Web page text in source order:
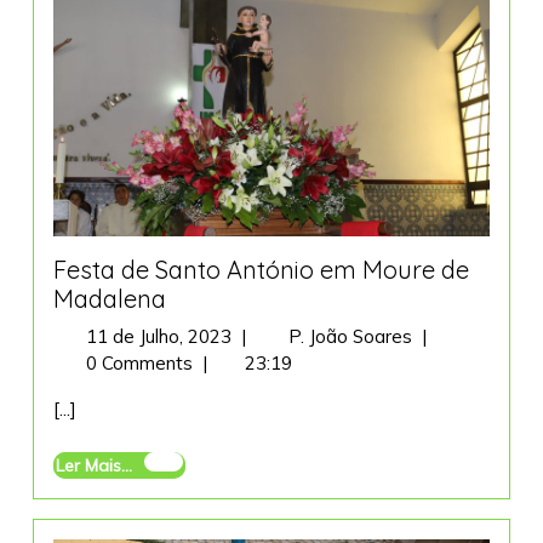
Festa de Santo António em Moure de
Madalena
11 de Julho, 2023 11
de
| P. João Soares Festa
de
Madalena
|
0 Comments |
23:19
[...]
Ler Mais... Ler